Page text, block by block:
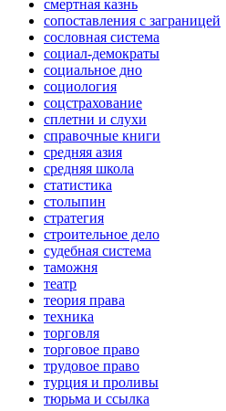
смертная казнь
сопоставления с заграницей
сословная система
социал-демократы
социальное дно
социология
соцстрахование
сплетни и слухи
справочные книги
средняя азия
средняя школа
статистика
столыпин
стратегия
строительное дело
судебная система
таможня
театр
теория права
техника
торговля
торговое право
трудовое право
турция и проливы
тюрьма и ссылка